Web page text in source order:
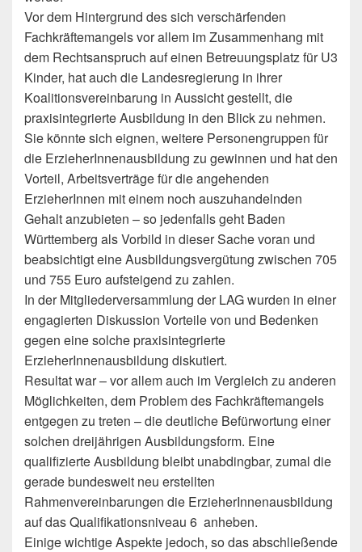
Vor dem Hintergrund des sich verschärfenden
Fachkräftemangels vor allem im Zusammenhang mit
dem Rechtsanspruch auf einen Betreuungsplatz für U3
Kinder, hat auch die Landesregierung in ihrer
Koalitionsvereinbarung in Aussicht gestellt, die
praxisintegrierte Ausbildung in den Blick zu nehmen.
Sie könnte sich eignen, weitere Personengruppen für
die ErzieherInnenausbildung zu gewinnen und hat den
Vorteil, Arbeitsverträge für die angehenden
ErzieherInnen mit einem noch auszuhandelnden
Gehalt anzubieten – so jedenfalls geht Baden
Württemberg als Vorbild in dieser Sache voran und
beabsichtigt eine Ausbildungsvergütung zwischen 705
und 755 Euro aufsteigend zu zahlen.
In der Mitgliederversammlung der LAG wurden in einer
engagierten Diskussion Vorteile von und Bedenken
gegen eine solche praxisintegrierte
ErzieherInnenausbildung diskutiert.
Resultat war – vor allem auch im Vergleich zu anderen
Möglichkeiten, dem Problem des Fachkräftemangels
entgegen zu treten – die deutliche Befürwortung einer
solchen dreijährigen Ausbildungsform. Eine
qualifizierte Ausbildung bleibt unabdingbar, zumal die
gerade bundesweit neu erstellten
Rahmenvereinbarungen die ErzieherInnenausbildung
auf das Qualifikationsniveau 6 anheben.
Einige wichtige Aspekte jedoch, so das abschließende